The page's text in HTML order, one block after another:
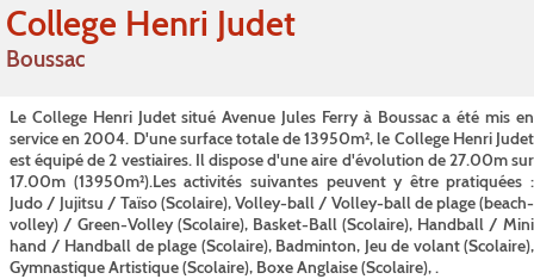
College Henri Judet
Boussac
Le College Henri Judet situé Avenue Jules Ferry à Boussac a été mis en
service en 2004. D'une surface totale de 13950m², le College Henri Judet
est équipé de 2 vestiaires. Il dispose d'une aire d'évolution de 27.00m sur
17.00m (13950m²).Les activités suivantes peuvent y être pratiquées :
Judo / Jujitsu / Taïso (Scolaire), Volley-ball / Volley-ball de plage (beach-
volley) / Green-Volley (Scolaire), Basket-Ball (Scolaire), Handball / Mini
hand / Handball de plage (Scolaire), Badminton, Jeu de volant (Scolaire),
Gymnastique Artistique (Scolaire), Boxe Anglaise (Scolaire), .